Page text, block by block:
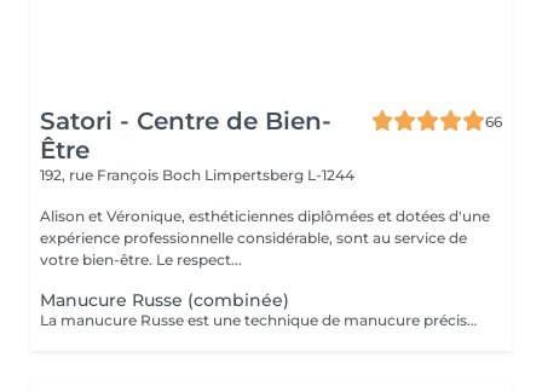
Satori - Centre de Bien-
Être
66
192, rue François Boch Limpertsberg L-1244
Alison et Véronique, esthéticiennes diplômées et dotées d'une
expérience professionnelle considérable, sont au service de
votre bien-être. Le respect...
Manucure Russe (combinée)
La manucure Russe est une technique de manucure précise réalisée à l'aide d'embouts adaptés pour nettoyer en profondeur les cuticules et le contour des ongles. Elle permet un rendu ultra net, propre et une finition impeccable. Idéale avant une pose de vernis semi-permanent ou gel.